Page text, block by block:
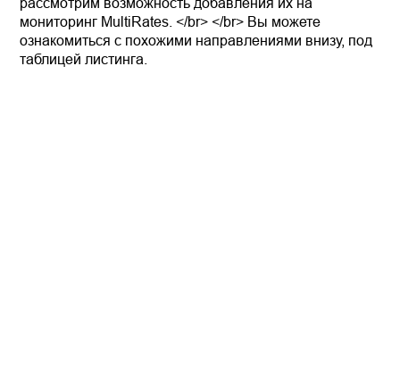
рассмотрим возможность добавления их на
мониторинг MultiRates. </br> </br> Вы можете
ознакомиться с похожими направлениями внизу, под
таблицей листинга.